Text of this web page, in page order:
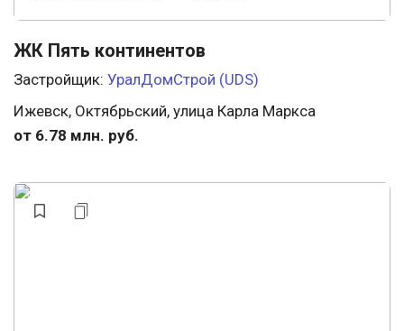
ЖК Пять континентов
Застройщик: УралДомСтрой (UDS)
Ижевск, Октябрьский, улица Карла Маркса
от 6.78 млн. руб.